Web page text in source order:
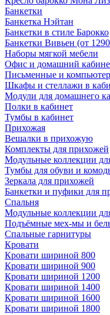
Банкетки
Банкетка Нэйтан
Банкетки в стиле Барокко
Банкетки Вивьен (от
Наборы мягкой мебели
Офис и домашний
Письменные и
Шкафы и стеллажи в
Модули для домашнего
Полки в кабинет
Тумбы в кабинет
Прихожая
Вешалки в прихожую
Комплекты для прихожей
Модульные коллекции
Тумбы для обуви и
Зеркала для прихожей
Банкетки и пуфики для
Спальня
Модульные коллекции
Подъёмные мех-мы и
Спальные гарнитуры
Кровати
Кровати шириной 800
Кровати шириной 900
Кровати шириной 1200
Кровати шириной 1400
Кровати шириной 1600
Кровати шириной 1800